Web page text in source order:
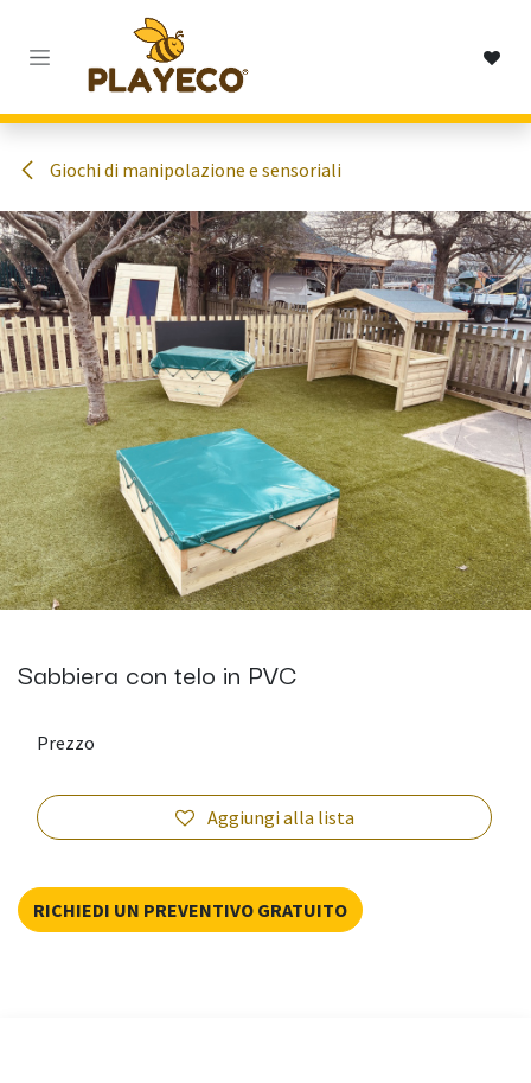
Passa al contenuto
Giochi di manipolazione e sensoriali
Sabbiera con telo in PVC
Aggiungi alla lista
Prezzo
RICHIEDI UN PREVENTIVO GRATUITO